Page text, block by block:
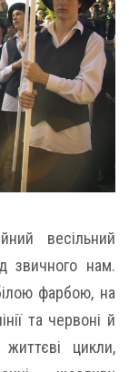
весільний
звичного нам.
фарбою, на
та червоні й
цикли,